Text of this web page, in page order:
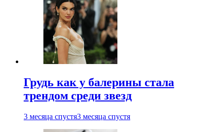
Грудь как у балерины стала
трендом среди звезд
3 месяца спустя3 месяца спустя